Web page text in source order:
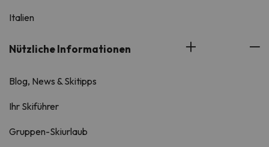
Italien
Nützliche Informationen
Blog, News & Skitipps
Ihr Skiführer
Gruppen-Skiurlaub